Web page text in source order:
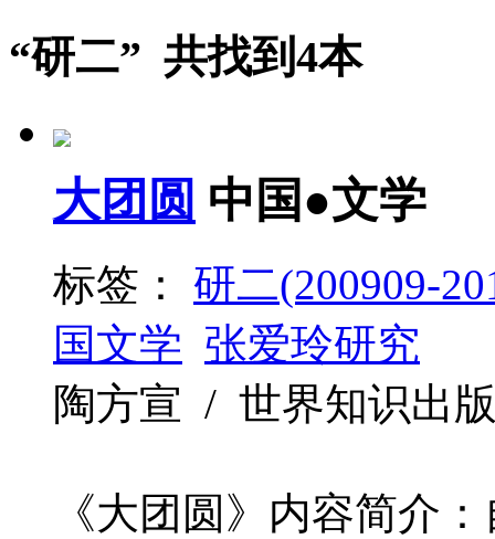
“研二” 共找到4本
大团圆 中国●文学
标签： 研二(200909-
国文学 张爱玲研究
陶方宣 / 世界知识出
《大团圆》内容简介